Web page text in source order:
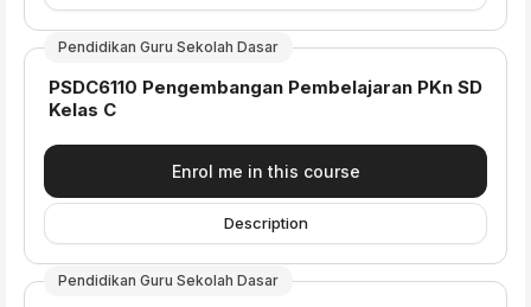
Pendidikan Guru Sekolah Dasar
Course name
PSDC6110 Pengembangan Pembelajaran PKn SD
Kelas C
Enrol me in this course
Description
Pendidikan Guru Sekolah Dasar